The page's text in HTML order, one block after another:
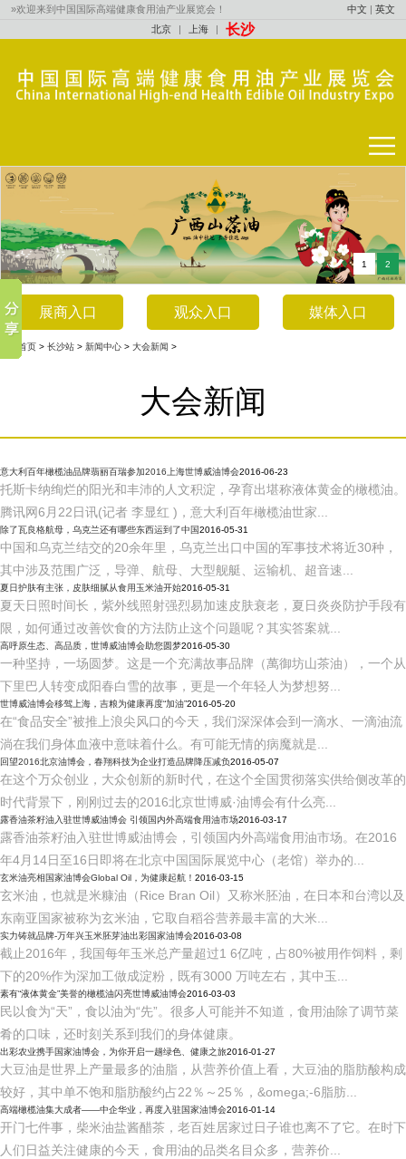
»欢迎来到中国国际高端健康食用油产业展览会！ 中文 |英文
北京
| 上海 | 长沙
1 2
展商入口 观众入口 媒体入口
网站首页 > 长沙站 > 新闻中心 > 大会新闻 >
大会新闻
意大利百年橄榄油品牌翡丽百瑞参加2016上海世博威油博会2016-06-23
托斯卡纳绚烂的阳光和丰沛的人文积淀，孕育出堪称液体黄金的橄榄油。
腾讯网6月22日讯(记者 李显红 )，意大利百年橄榄油世家...
除了瓦良格航母，乌克兰还有哪些东西运到了中国2016-05-31
中国和乌克兰结交的20余年里，乌克兰出口中国的军事技术将近30种，
其中涉及范围广泛，导弹、航母、大型舰艇、运输机、超音速...
夏日护肤有主张，皮肤细腻从食用玉米油开始2016-05-31
夏天日照时间长，紫外线照射强烈易加速皮肤衰老，夏日炎炎防护手段有
限，如何通过改善饮食的方法防止这个问题呢？其实答案就...
高呼原生态、高品质，世博威油博会助您圆梦2016-05-30
一种坚持，一场圆梦。这是一个充满故事品牌（萬御坊山茶油），一个从
下里巴人转变成阳春白雪的故事，更是一个年轻人为梦想努...
世博威油博会移驾上海，吉粮为健康再度“加油”2016-05-20
在“食品安全”被推上浪尖风口的今天，我们深深体会到一滴水、一滴油流
淌在我们身体血液中意味着什么。有可能无情的病魔就是...
回望2016北京油博会，春翔科技为企业打造品牌降压减负2016-05-07
在这个万众创业，大众创新的新时代，在这个全国贯彻落实供给侧改革的
时代背景下，刚刚过去的2016北京世博威·油博会有什么亮...
露香油茶籽油入驻世博威油博会 引领国内外高端食用油市场2016-03-17
露香油茶籽油入驻世博威油博会，引领国内外高端食用油市场。在2016
年4月14日至16日即将在北京中国国际展览中心（老馆）举办的...
玄米油亮相国家油博会Global Oil，为健康起航！ 2016-03-15
玄米油，也就是米糠油（Rice Bran Oil）又称米胚油，在日本和台湾以及
东南亚国家被称为玄米油，它取自稻谷营养最丰富的大米...
实力铸就品牌-万年兴玉米胚芽油出彩国家油博会2016-03-08
截止2016年，我国每年玉米总产量超过1 6亿吨，占80%被用作饲料，剩
下的20%作为深加工做成淀粉，既有3000 万吨左右，其中玉...
素有“液体黄金”美誉的橄榄油闪亮世博威油博会2016-03-03
民以食为“天”，食以油为“先”。很多人可能并不知道，食用油除了调节菜
肴的口味，还时刻关系到我们的身体健康。
出彩农业携手国家油博会，为你开启一趟绿色、健康之旅2016-01-27
大豆油是世界上产量最多的油脂，从营养价值上看，大豆油的脂肪酸构成
较好，其中单不饱和脂肪酸约占22％～25％，&omega;-6脂肪...
高端橄榄油集大成者——中企华业，再度入驻国家油博会2016-01-14
开门七件事，柴米油盐酱醋茶，老百姓居家过日子谁也离不了它。在时下
人们日益关注健康的今天，食用油的品类名目众多，营养价...